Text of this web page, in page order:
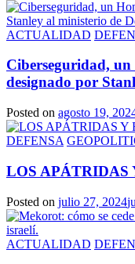
ACTUALIDAD
Ciberseguridad,
designado por
Posted on agosto 19,
DEFENSA
LOS APÁTRIDAS
Posted on julio 27, 2024
ACTUALIDAD